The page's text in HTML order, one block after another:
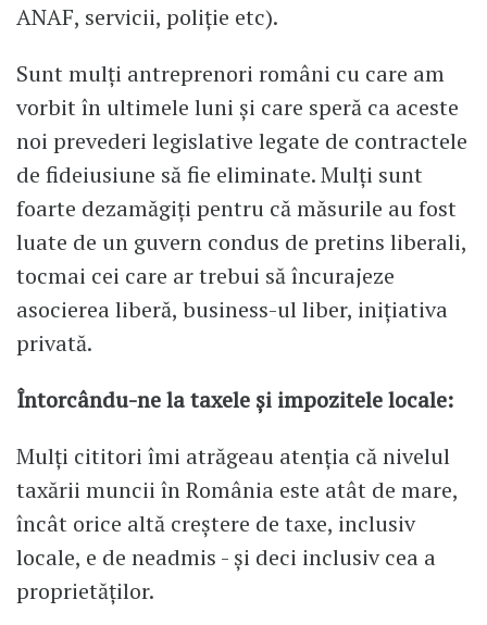
ANAF, servicii, poliție etc).
Sunt mulți antreprenori români cu care am
vorbit în ultimele luni și care speră ca aceste
noi prevederi legislative legate de contractele
de fideiusiune să fie eliminate. Mulți sunt
foarte dezamăgiți pentru că măsurile au fost
luate de un guvern condus de pretins liberali,
tocmai cei care ar trebui să încurajeze
asocierea liberă, business-ul liber, inițiativa
privată.
Întorcându-ne la taxele și impozitele locale:
Mulți cititori îmi atrăgeau atenția că nivelul
taxării muncii în România este atât de mare,
încât orice altă creștere de taxe, inclusiv
locale, e de neadmis - și deci inclusiv cea a
proprietăților.